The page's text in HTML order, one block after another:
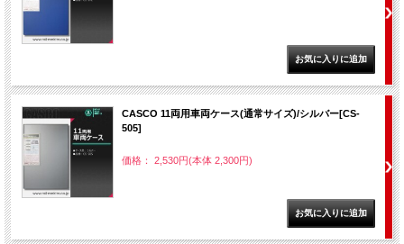
CASCO 11両用車両ケース(通常サイズ)/シルバー[CS-
505]
価格： 2,530円(本体 2,300円)